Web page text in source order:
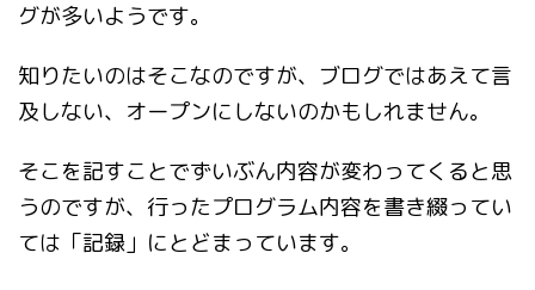
グが多いようです。
知りたいのはそこなのですが、ブログではあえて言
及しない、オープンにしないのかもしれません。
そこを記すことでずいぶん内容が変わってくると思
うのですが、行ったプログラム内容を書き綴ってい
ては「記録」にとどまっています。